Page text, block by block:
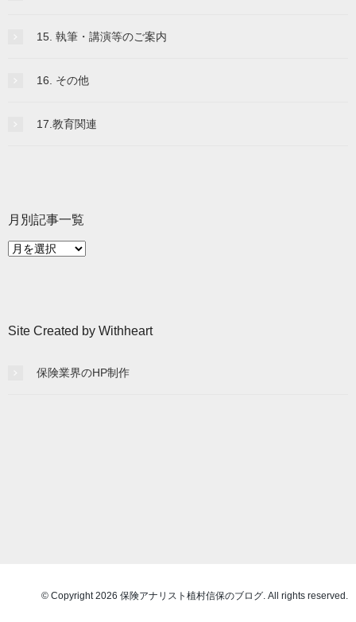
15. 執筆・講演等のご案内
16. その他
17.教育関連
月別記事一覧
月
覧
Site Created by Withheart
保険業界のHP制作
© Copyright 2026 保険アナリスト植村信保のブログ. All rights reserved.